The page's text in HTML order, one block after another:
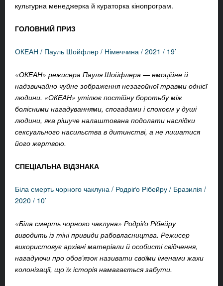
культурна менеджерка й кураторка кінопрограм.
ГОЛОВНИЙ ПРИЗ
ОКЕАН / Пауль Шойфлер / Німеччина / 2021 / 19’
«ОКЕАН» режисера Пауля Шойфлера — емоційне й
надзвичайно чуйне зображення незагойної травми однієї
людини. «ОКЕАН» утілює постійну боротьбу між
болісними нагадуваннями, спогадами і спокоєм у душі
людини, яка рішуче налаштована подолати наслідки
сексуального насильства в дитинстві, а не лишатися
його жертвою.
СПЕЦІАЛЬНА ВІДЗНАКА
Біла смерть чорного чаклуна / Родріґо Рібейру / Бразилія /
2020 / 10’
«Біла смерть чорного чаклуна» Родріґо Рібейру
виводить із тіні привиди рабовласництва. Режисер
використовує архівні матеріали й особисті свідчення,
нагадуючи про обов’язок називати своїми іменами жахи
колонізації, що їх історія намагається забути.